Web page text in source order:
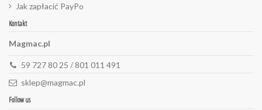
Jak zapłacić PayPo
Kontakt
Magmac.pl
59 727 80 25 / 801 011 491
sklep@magmac.pl
Follow us